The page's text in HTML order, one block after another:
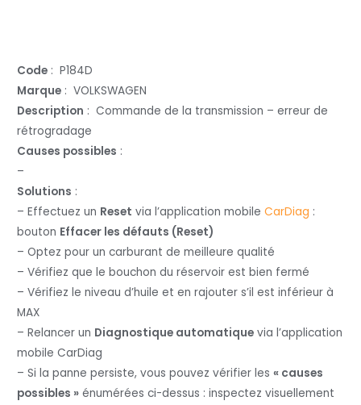
Code : P184D
Marque : VOLKSWAGEN
Description : Commande de la transmission – erreur de
rétrogradage
Causes possibles :
–
Solutions :
– Effectuez un Reset via l’application mobileCarDiag :
bouton Effacer les défauts (Reset)
– Optez pour un carburant de meilleure qualité
– Vérifiez que le bouchon du réservoir est bien fermé
– Vérifiez le niveau d’huile et en rajouter s’il est inférieur à
MAX
– Relancer un Diagnostique automatique via l’application
mobile CarDiag
– Si la panne persiste, vous pouvez vérifier les« causes
possibles » énumérées ci-dessus : inspectez visuellement